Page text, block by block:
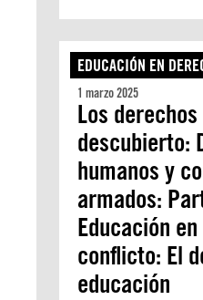
EDUCACIÓN EN
1 marzo 2025
Los
descubierto:
humanos y
armados:
Educación
conflicto: El
educación